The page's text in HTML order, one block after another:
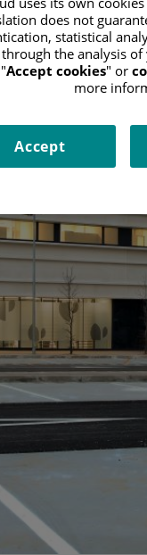
does not
statistical
the analysis
Accept cookies" or
more
Accept